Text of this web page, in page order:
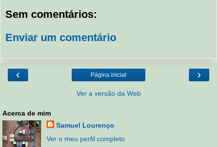
Sem comentários:
Enviar um comentário
‹ ›
Página inicial
Ver a versão da Web
Acerca de mim
Samuel Lourenço
Ver o meu perfil completo